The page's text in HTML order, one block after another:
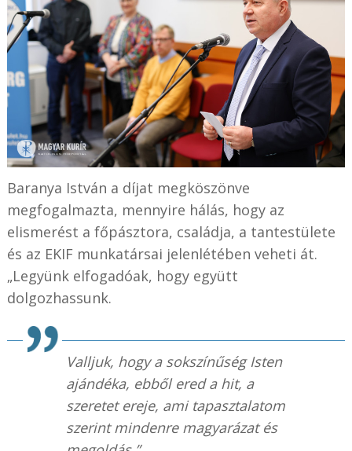
Baranya István a díjat megköszönve
megfogalmazta, mennyire hálás, hogy az
elismerést a főpásztora, családja, a tantestülete
és az EKIF munkatársai jelenlétében veheti át.
„Legyünk elfogadóak, hogy együtt
dolgozhassunk.
Valljuk, hogy a sokszínűség Isten
ajándéka, ebből ered a hit, a
szeretet ereje, ami tapasztalatom
szerint mindenre magyarázat és